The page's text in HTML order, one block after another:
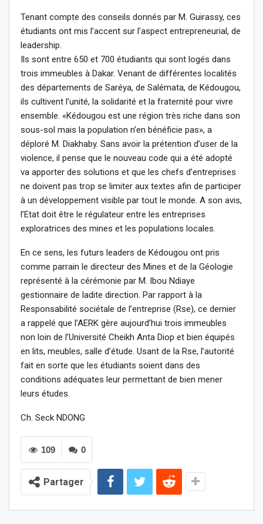
Tenant compte des conseils donnés par M. Guirassy, ces
étudiants ont mis l’accent sur l’aspect entrepreneurial, de
leadership.
Ils sont entre 650 et 700 étudiants qui sont logés dans
trois immeubles à Dakar. Venant de différentes localités
des départements de Saréya, de Salémata, de Kédougou,
ils cultivent l’unité, la solidarité et la fraternité pour vivre
ensemble. «Kédougou est une région très riche dans son
sous-sol mais la population n’en bénéficie pas», a
déploré M. Diakhaby. Sans avoir la prétention d’user de la
violence, il pense que le nouveau code qui a été adopté
va apporter des solutions et que les chefs d’entreprises
ne doivent pas trop se limiter aux textes afin de participer
à un développement visible par tout le monde. A son avis,
l’Etat doit être le régulateur entre les entreprises
exploratrices des mines et les populations locales.
En ce sens, les futurs leaders de Kédougou ont pris
comme parrain le directeur des Mines et de la Géologie
représenté à la cérémonie par M. Ibou Ndiaye
gestionnaire de ladite direction. Par rapport à la
Responsabilité sociétale de l’entreprise (Rse), ce dernier
a rappelé que l’AERK gère aujourd’hui trois immeubles
non loin de l’Université Cheikh Anta Diop et bien équipés
en lits, meubles, salle d’étude. Usant de la Rse, l’autorité
fait en sorte que les étudiants soient dans des
conditions adéquates leur permettant de bien mener
leurs études.
Ch. Seck NDONG
0
109
Partager